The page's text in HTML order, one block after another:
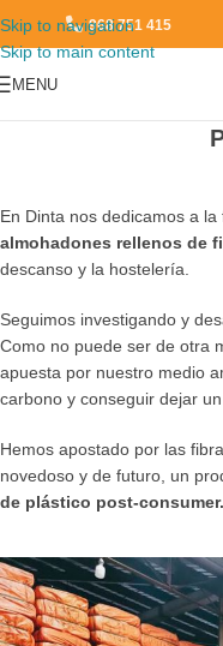
Skip to navigation
Skip to main content
968 751 415
MENU
En Dinta nos dedicamos a
almohadones rellenos de
descanso y la hostelería.
Seguimos investigando y
Como no puede ser de otra
apuesta por nuestro medio
carbono y conseguir dejar
Hemos apostado por las
novedoso y de futuro, un
de plástico post-consumer.